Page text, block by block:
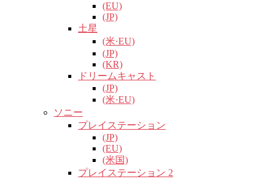
(EU)
(JP)
土星
(米·EU)
(JP)
(KR)
ドリームキャスト
(JP)
(米·EU)
ソニー
プレイステーション
(JP)
(EU)
(米国)
プレイステーション 2